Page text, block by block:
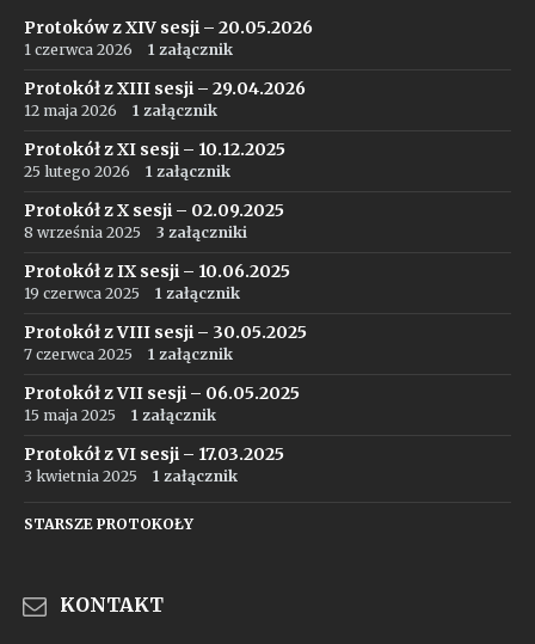
Protoków z XIV sesji – 20.05.2026
1 czerwca 2026 1 załącznik
Protokół z XIII sesji – 29.04.2026
12 maja 2026 1 załącznik
Protokół z XI sesji – 10.12.2025
25 lutego 2026 1 załącznik
Protokół z X sesji – 02.09.2025
8 września 2025 3 załączniki
Protokół z IX sesji – 10.06.2025
19 czerwca 2025 1 załącznik
Protokół z VIII sesji – 30.05.2025
7 czerwca 2025 1 załącznik
Protokół z VII sesji – 06.05.2025
15 maja 2025 1 załącznik
Protokół z VI sesji – 17.03.2025
3 kwietnia 2025 1 załącznik
STARSZE PROTOKOŁY
KONTAKT